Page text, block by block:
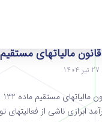
ابرازی ناشی از فعالیت­های